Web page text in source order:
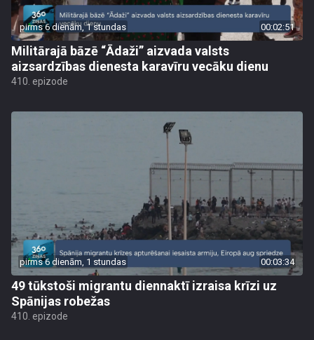
pirms 6 dienām, 1 stundas 00:02:51
Militārajā bāzē “Ādaži” aizvada valsts
aizsardzības dienesta karavīru vecāku dienu
410. epizode
pirms 6 dienām, 1 stundas 00:03:34
49 tūkstoši migrantu diennaktī izraisa krīzi uz
Spānijas robežas
410. epizode